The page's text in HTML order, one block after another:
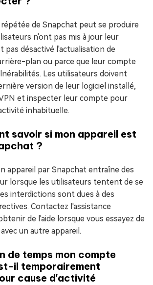
de Snapchat peut se produire
n'ont pas mis à jour leur
pas désactivé l'actualisation de
plan ou parce que leur compte
Les utilisateurs doivent
version de leur logiciel installé,
et inspecter leur compte pour
inhabituelle.
savoir si mon appareil est
?
appareil par Snapchat entraîne des
lorsque les utilisateurs tentent de se
interdictions sont dues à des
Contactez l'assistance
de l'aide lorsque vous essayez de
un autre appareil.
de temps mon compte
il temporairement
cause d'activité